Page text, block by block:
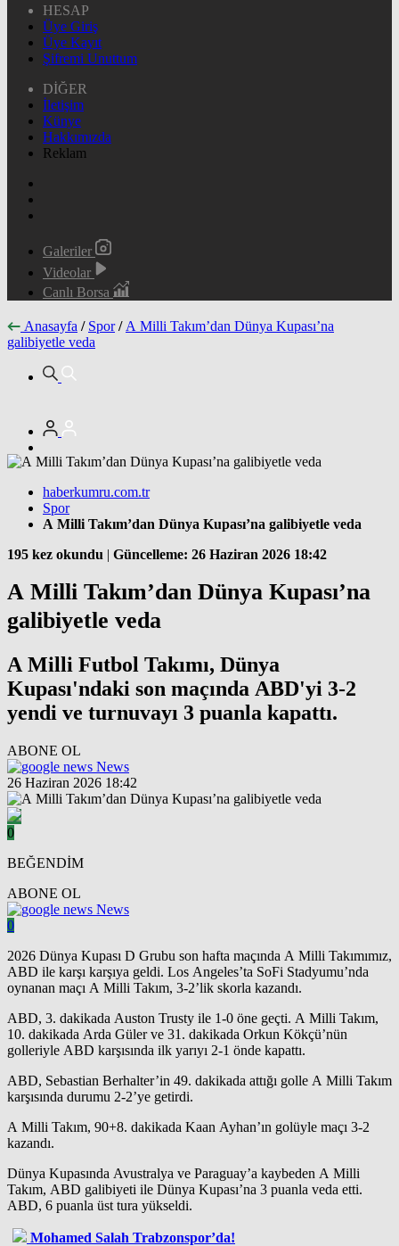
HESAP
Üye Giriş
Üye Kayıt
Şifremi Unuttum
DİĞER
İletişim
Künye
Hakkımızda
Reklam
Galeriler
Videolar
Canlı Borsa
Anasayfa / Spor / A Milli Takım’dan Dünya Kupası’na
galibiyetle veda
haberkumru.com.tr
Spor
A Milli Takım’dan Dünya Kupası’na galibiyetle veda
195 kez okundu | Güncelleme: 26 Haziran 2026 18:42
A Milli Takım’dan Dünya Kupası’na
galibiyetle veda
A Milli Futbol Takımı, Dünya
Kupası'ndaki son maçında ABD'yi 3-2
yendi ve turnuvayı 3 puanla kapattı.
ABONE OL
News
26 Haziran 2026 18:42
0
BEĞENDİM
ABONE OL
News
0
2026 Dünya Kupası D Grubu son hafta maçında A Milli Takımımız,
ABD ile karşı karşıya geldi. Los Angeles’ta SoFi Stadyumu’nda
oynanan maçı A Milli Takım, 3-2’lik skorla kazandı.
ABD, 3. dakikada Auston Trusty ile 1-0 öne geçti. A Milli Takım,
10. dakikada Arda Güler ve 31. dakikada Orkun Kökçü’nün
golleriyle ABD karşısında ilk yarıyı 2-1 önde kapattı.
ABD, Sebastian Berhalter’in 49. dakikada attığı golle A Milli Takım
karşısında durumu 2-2’ye getirdi.
A Milli Takım, 90+8. dakikada Kaan Ayhan’ın golüyle maçı 3-2
kazandı.
Dünya Kupasında Avustralya ve Paraguay’a kaybeden A Milli
Takım, ABD galibiyeti ile Dünya Kupası’na 3 puanla veda etti.
ABD, 6 puanla üst tura yükseldi.
Mohamed Salah Trabzonspor’da!